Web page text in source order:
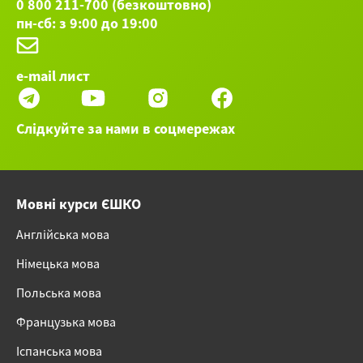
0 800 211-700 (безкоштовно)
пн-сб: з 9:00 до 19:00
e-mail лист
Слідкуйте за нами в соцмережах
Мовні курси ЄШКО
Англійська мова
Німецька мова
Польська мова
Французька мова
Іспанська мова